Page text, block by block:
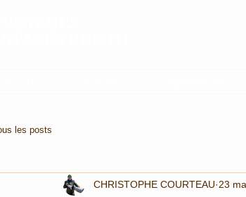
les posts
CHRISTOPHE COURTEAU 23